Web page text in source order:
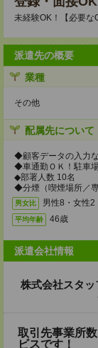
未経験OK！【必要
派遣先の概要
業種
その他
配属先について
◆顧客データの入力
◆車通勤ＯＫ！駐車
◆部署人数 10名
◆分煙（喫煙場所／専
男女比 男性8・女性2
平均年齢 46歳
派遣会社情報
株式会社スタッ
取引先事業所
ビスです！